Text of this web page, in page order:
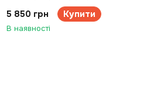
5 850 грн Купити
В наявності